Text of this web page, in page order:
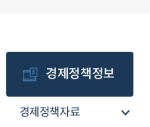
경제정책정보
경제정책자료